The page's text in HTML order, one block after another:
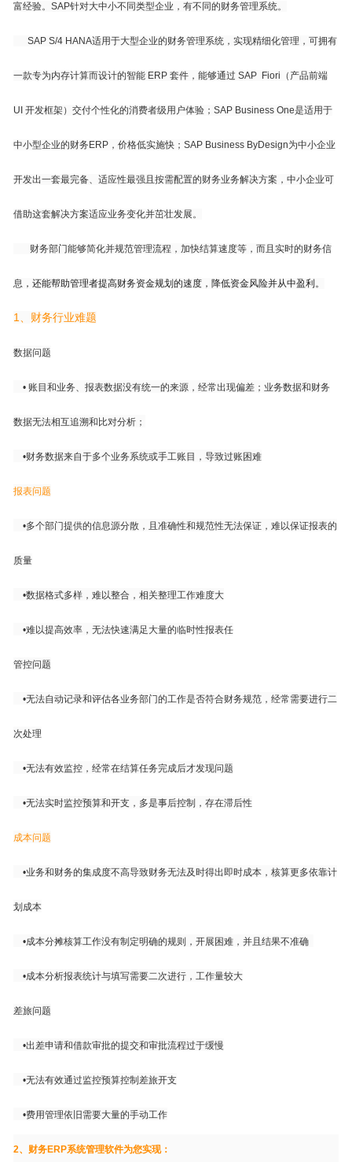
富经验。SAP针对大中小不同类型企业，有不同的财务管理系统。
SAP S/4 HANA适用于大型企业的财务管理系统，实现精细化管理，可拥有
一款专为内存计算而设计的智能 ERP 套件，能够通过 SAP Fiori（产品前端
UI 开发框架）交付个性化的消费者级用户体验；SAP Business One是适用于
中小型企业的财务ERP，价格低实施快；SAP Business ByDesign为中小企业
开发出一套最完备、适应性最强且按需配置的财务业务解决方案，中小企业可
借助这套解决方案适应业务变化并茁壮发展。
财务部门能够简化并规范管理流程，加快结算速度等，而且实时的财务信
息 ，还能帮助管理者提高财务资金规划的速度，降低资金风险并从中盈利。
1、财务行业难题
数据问题
•账目和业务、报表数据没有统一的来源，经常出现偏差；业务数据和财务
数据无法相互追溯和比对分析；
•财务数据来自于多个业务系统或手工账目，导致过账困难
报表问题
•多个部门提供的信息源分散，且准确性和规范性无法保证，难以保证报表的
质量
•数据格式多样，难以整合，相关整理工作难度大
•难以提高效率，无法快速满足大量的临时性报表任
管控问题
•无法自动记录和评估各业务部门的工作是否符合财务规范，经常需要进行二
次处理
•无法有效监控，经常在结算任务完成后才发现问题
•无法实时监控预算和开支，多是事后控制，存在滞后性
成本问题
•业务和财务的集成度不高导致财务无法及时得出即时成本，核算更多依靠计
划成本
•成本分摊核算工作没有制定明确的规则，开展困难，并且结果不准确
•成本分析报表统计与填写需要二次进行，工作量较大
差旅问题
•出差申请和借款审批的提交和审批流程过于缓慢
•无法有效通过监控预算控制差旅开支
•费用管理依旧需要大量的手动工作
2、财务ERP系统管理软件为您实现：